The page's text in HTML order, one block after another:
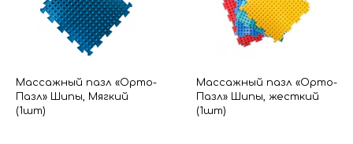
Массажный пазл «Орто-
Пазл» Шипы, Мягкий
(1шт)
Массажный пазл «Орто-
Пазл» Шипы, жесткий
(1шт)